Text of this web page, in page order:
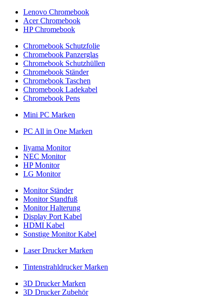
Lenovo Chromebook
Acer Chromebook
HP Chromebook
Chromebook Schutzfolie
Chromebook Panzerglas
Chromebook Schutzhüllen
Chromebook Ständer
Chromebook Taschen
Chromebook Ladekabel
Chromebook Pens
Mini PC Marken
PC All in One Marken
Iiyama Monitor
NEC Monitor
HP Monitor
LG Monitor
Monitor Ständer
Monitor Standfuß
Monitor Halterung
Display Port Kabel
HDMI Kabel
Sonstige Monitor Kabel
Laser Drucker Marken
Tintenstrahldrucker Marken
3D Drucker Marken
3D Drucker Zubehör